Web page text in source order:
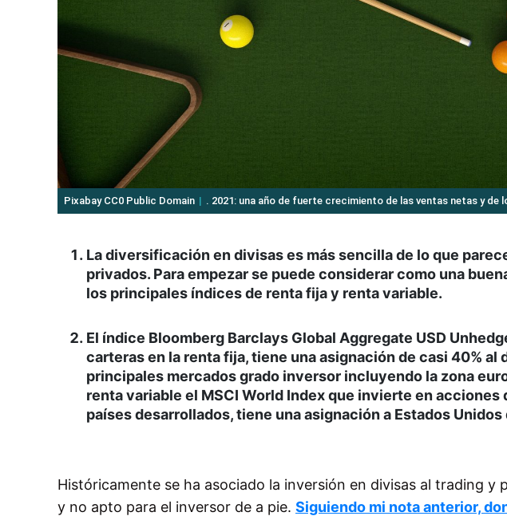
Pixabay CC0 Public Domain . 2021: una año de fuerte crecimiento de las ventas netas y
La diversificación en divisas es más sencilla de lo que
privados. Para empezar se puede considerar como una
los principales índices de renta fija y renta variable.
El índice Bloomberg Barclays Global Aggregate USD
carteras en la renta fija, tiene una asignación de casi 40%
principales mercados grado inversor incluyendo la zona
renta variable el MSCI World Index que invierte en
países desarrollados, tiene una asignación a Estados
Históricamente se ha asociado la inversión en divisas al trading y
y no apto para el inversor de a pie. Siguiendo mi nota anterior,